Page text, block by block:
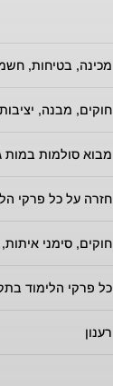
מכינה, בטיחות,
חוקים, מבנה,
מבוא סולמות במות
חזרה על כל פרקי
חוקים, סימני
כל פרקי הלימוד
רענון